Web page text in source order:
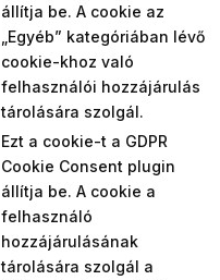
állítja be. A cookie az
„Egyéb” kategóriában lévő
cookie-khoz való
felhasználói hozzájárulás
tárolására szolgál.
Ezt a cookie-t a GDPR
Cookie Consent plugin
állítja be. A cookie a
felhasználó
hozzájárulásának
tárolására szolgál a